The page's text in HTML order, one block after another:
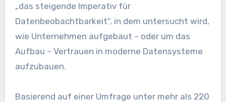
„das steigende Imperativ für
Datenbeobachtbarkeit“, in dem untersucht wird,
wie Unternehmen aufgebaut – oder um das
Aufbau – Vertrauen in moderne Datensysteme
aufzubauen.
Basierend auf einer Umfrage unter mehr als 220